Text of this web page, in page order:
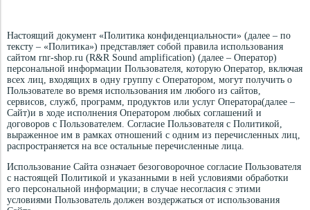
Настоящий документ «Политика конфиденциальности» (далее – по
тексту – «Политика») представляет собой правила использования
сайтом rnr-shop.ru (R&R Sound amplification) (далее – Оператор)
персональной информации Пользователя, которую Оператор, включая
всех лиц, входящих в одну группу с Оператором, могут получить о
Пользователе во время использования им любого из сайтов,
сервисов, служб, программ, продуктов или услуг Оператора(далее –
Сайт)и в ходе исполнения Оператором любых соглашений и
договоров с Пользователем. Согласие Пользователя с Политикой,
выраженное им в рамках отношений с одним из перечисленных лиц,
распространяется на все остальные перечисленные лица.
Использование Сайта означает безоговорочное согласие Пользователя
с настоящей Политикой и указанными в ней условиями обработки
его персональной информации; в случае несогласия с этими
условиями Пользователь должен воздержаться от использования